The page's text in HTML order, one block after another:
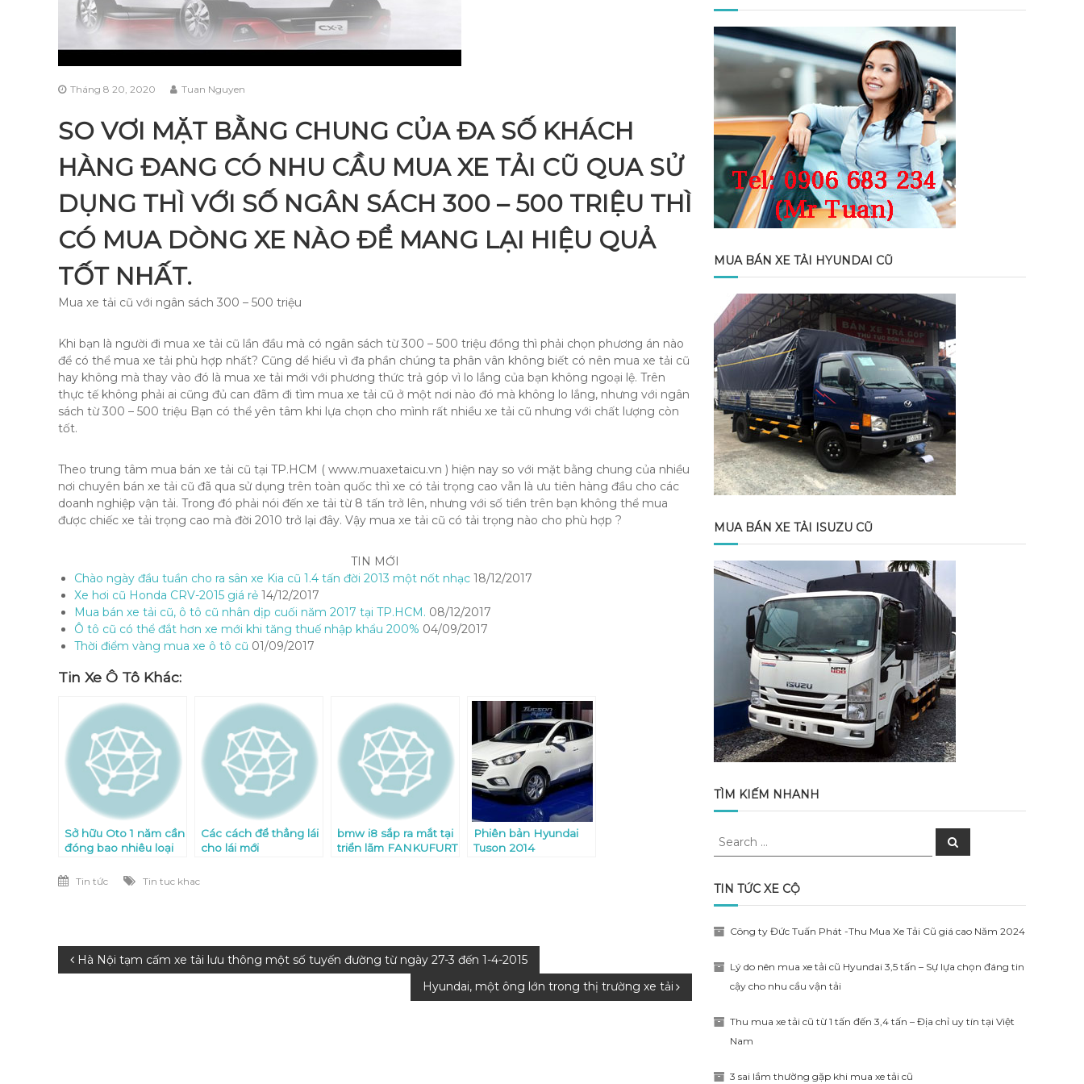
Tháng 8 20, 2020 Tuan Nguyen
SO VƠI MẶT BẰNG CHUNG CỦA ĐA SỐ KHÁCH
HÀNG ĐANG CÓ NHU CẦU MUA XE TẢI CŨ QUA SỬ
DỤNG THÌ VỚI SỐ NGÂN SÁCH 300 – 500 TRIỆU THÌ
CÓ MUA DÒNG XE NÀO ĐỂ MANG LẠI HIỆU QUẢ
TỐT NHẤT.
Mua xe tải cũ với ngân sách 300 – 500 triệu
Khi bạn là người đi mua xe tải cũ lần đầu mà có ngân sách từ 300 – 500 triệu đồng thì phải chọn phương án nào
để có thể mua xe tải phù hợp nhất? Cũng dể hiểu vì đa phần chúng ta phân vân không biết có nên mua xe tải cũ
hay không mà thay vào đó là mua xe tải mới với phương thức trả góp vì lo lắng của bạn không ngoại lệ. Trên
thực tế không phải ai cũng đủ can đãm đi tìm mua xe tải cũ ở một nơi nào đó mà không lo lắng, nhưng với ngân
sách từ 300 – 500 triệu Bạn có thể yên tâm khi lựa chọn cho mình rất nhiều xe tải cũ nhưng với chất lượng còn
tốt.
Theo trung tâm mua bán xe tải cũ tại TP.HCM ( www.muaxetaicu.vn ) hiện nay so với mặt bằng chung của nhiều
nơi chuyên bán xe tải cũ đã qua sử dụng trên toàn quốc thì xe có tải trọng cao vẫn là ưu tiên hàng đầu cho các
doanh nghiệp vận tải. Trong đó phải nói đến xe tải từ 8 tấn trở lên, nhưng với số tiền trên bạn không thể mua
được chiếc xe tải trọng cao mà đời 2010 trở lại đây. Vậy mua xe tải cũ có tải trọng nào cho phù hợp ?
TIN MỚI
Chào ngày đầu tuần cho ra sân xe Kia cũ 1.4 tấn đời 2013 một nốt nhạc 18/12/2017
Xe hơi cũ Honda CRV-2015 giá rẻ 14/12/2017
Mua bán xe tải cũ, ô tô cũ nhân dịp cuối năm 2017 tại TP.HCM. 08/12/2017
Ô tô cũ có thể đắt hơn xe mới khi tăng thuế nhập khẩu 200% 04/09/2017
Thời điểm vàng mua xe ô tô cũ 01/09/2017
Tin Xe Ô Tô Khác:
Sở hữu Oto 1 năm cần
đóng bao nhiêu loại
Các cách để thẳng lái
cho lái mới
bmw i8 sắp ra mắt tại
triển lãm FANKUFURT
Phiên bản Hyundai
Tuson 2014
Tin tức Tin tuc khac
Điều
Hà Nội tạm cấm xe tải lưu thông một số tuyến đường từ ngày 27-3 đến 1-4-2015
Hyundai, một ông lớn trong thị trường xe tải
MUA BÁN XE TẢI HYUNDAI CŨ
MUA BÁN XE TẢI ISUZU CŨ
TÌM KIẾM NHANH
Search
Search
TIN TỨC XE CỘ
Công ty Đức Tuấn Phát -Thu Mua Xe Tải Cũ giá cao Năm 2024
Lý do nên mua xe tải cũ Hyundai 3,5 tấn – Sự lựa chọn đáng tin
cậy cho nhu cầu vận tải
Thu mua xe tải cũ từ 1 tấn đến 3,4 tấn – Địa chỉ uy tín tại Việt
Nam
3 sai lầm thường gặp khi mua xe tải cũ